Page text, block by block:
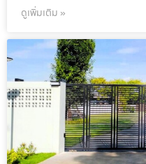
ดูเพิ่มเติม »